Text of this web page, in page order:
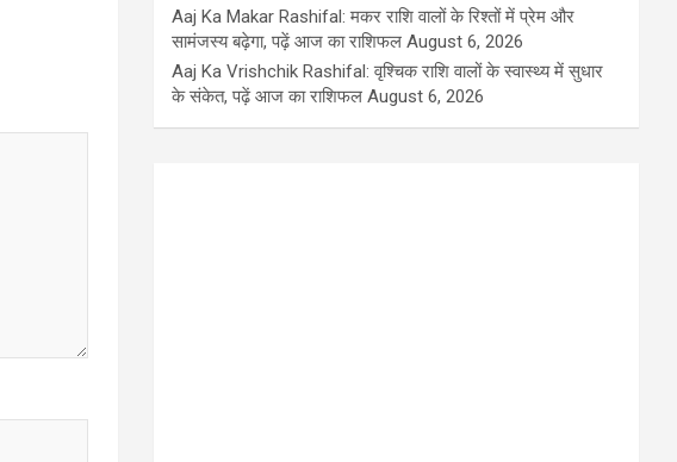
Aaj Ka Makar Rashifal: मकर राशि वालों के रिश्तों में प्रेम और
सामंजस्य बढ़ेगा, पढ़ें आज का राशिफल August 6, 2026
Aaj Ka Vrishchik Rashifal: वृश्चिक राशि वालों के स्वास्थ्य में सुधार
के संकेत, पढ़ें आज का राशिफल August 6, 2026